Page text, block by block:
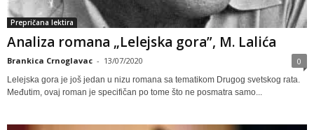
Prepričana lektira
Analiza romana „Lelejska gora”, M. Lalića
Brankica Crnoglavac - 13/07/2020 0
Lelejska gora je još jedan u nizu romana sa tematikom Drugog svetskog rata.
Međutim, ovaj roman je specifičan po tome što ne posmatra samo...